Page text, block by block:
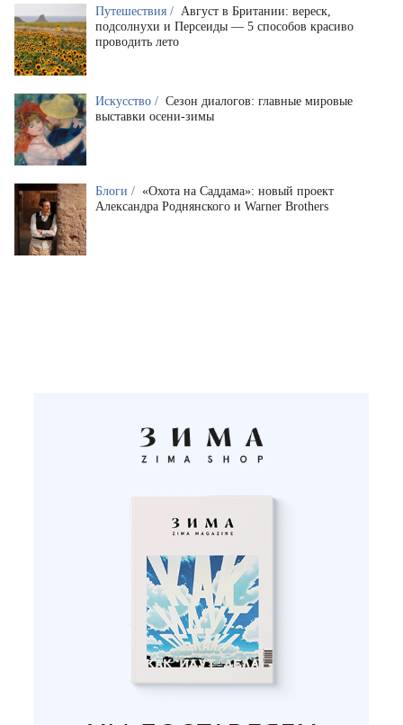
Путешествия / Август в Британии: вереск,
подсолнухи и Персеиды — 5 способов красиво
проводить лето
Искусство / Сезон диалогов: главные мировые
выставки осени-зимы
Блоги / «Охота на Саддама»: новый проект
Александра Роднянского и Warner Brothers